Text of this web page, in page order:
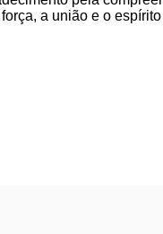
a união e o